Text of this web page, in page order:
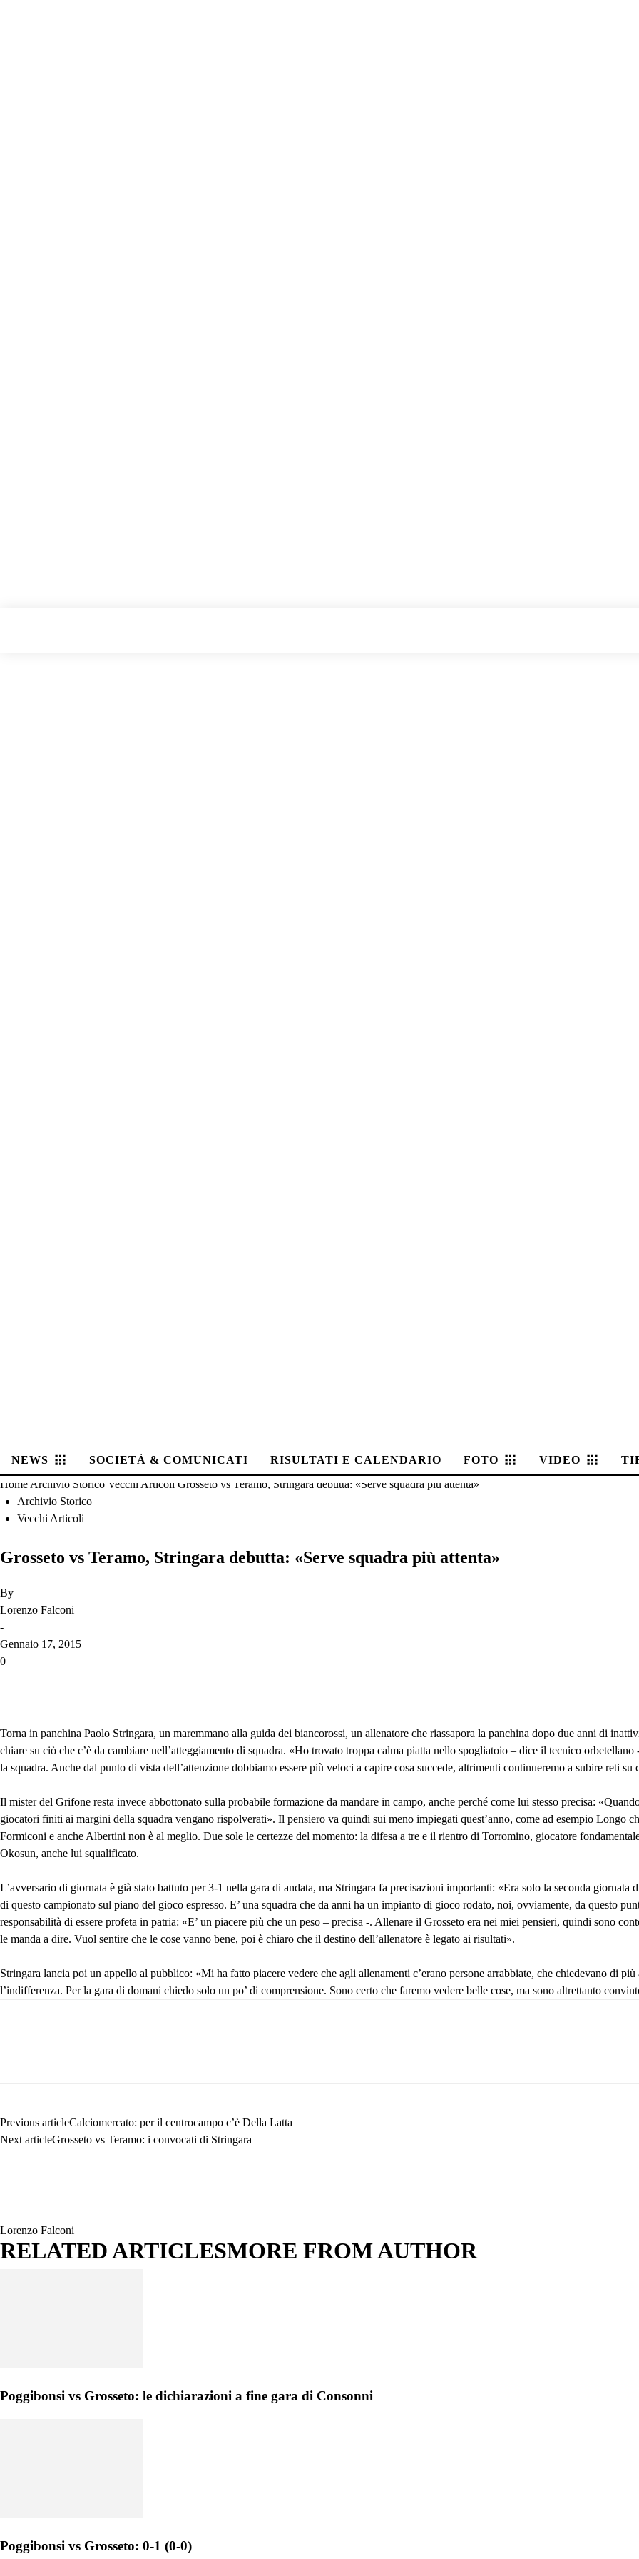
NEWS SOCIETÀ & COMUNICATI RISULTATI E CALENDARIO FOTO VIDEO
Home Archivio Storico Vecchi Articoli Grosseto vs Teramo, Stringara debutta: «Serve squadra più attenta»
Archivio Storico
Vecchi Articoli
Grosseto vs Teramo, Stringara debutta: «Serve squadra più attenta»
By
Lorenzo Falconi
-
Gennaio 17, 2015
0
Torna in panchina Paolo Stringara, un maremmano alla guida dei biancorossi, un allenatore che riassapora la panchina dopo due anni di
chiare su ciò che c’è da cambiare nell’atteggiamento di squadra. «Ho trovato troppa calma piatta nello spogliatoio – dice il tecnico
la squadra. Anche dal punto di vista dell’attenzione dobbiamo essere più veloci a capire cosa succede, altrimenti continueremo a subire reti su
Il mister del Grifone resta invece abbottonato sulla probabile formazione da mandare in campo, anche perché come lui stesso precisa:
giocatori finiti ai margini della squadra vengano rispolverati». Il pensiero va quindi sui meno impiegati quest’anno, come ad esempio Longo
Formiconi e anche Albertini non è al meglio. Due sole le certezze del momento: la difesa a tre e il rientro di Torromino, giocatore
Okosun, anche lui squalificato.
L’avversario di giornata è già stato battuto per 3-1 nella gara di andata, ma Stringara fa precisazioni importanti: «Era solo la seconda
di questo campionato sul piano del gioco espresso. E’ una squadra che da anni ha un impianto di gioco rodato, noi, ovviamente, da questo
responsabilità di essere profeta in patria: «E’ un piacere più che un peso – precisa -. Allenare il Grosseto era nei miei pensieri, quindi sono
le manda a dire. Vuol sentire che le cose vanno bene, poi è chiaro che il destino dell’allenatore è legato ai risultati».
Stringara lancia poi un appello al pubblico: «Mi ha fatto piacere vedere che agli allenamenti c’erano persone arrabbiate, che chiedevano di
l’indifferenza. Per la gara di domani chiedo solo un po’ di comprensione. Sono certo che faremo vedere belle cose, ma sono altrettanto
Previous articleCalciomercato: per il centrocampo c’è Della Latta
Next articleGrosseto vs Teramo: i convocati di Stringara
Lorenzo Falconi
RELATED ARTICLESMORE FROM AUTHOR
Poggibonsi vs Grosseto: le dichiarazioni a fine gara di Consonni
Poggibonsi vs Grosseto: 0-1 (0-0)